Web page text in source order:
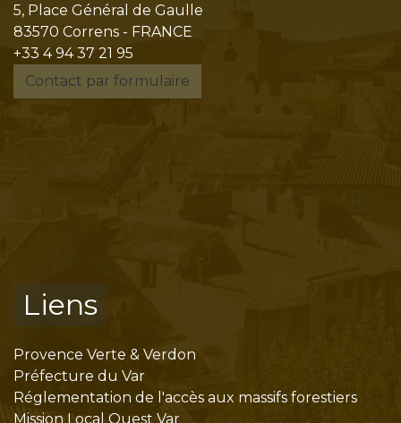
5, Place Général de Gaulle
83570 Correns - FRANCE
+33 4 94 37 21 95
Contact par formulaire
Liens
Provence Verte & Verdon
Préfecture du Var
Réglementation de l'accès aux massifs forestiers
Mission Local Ouest Var